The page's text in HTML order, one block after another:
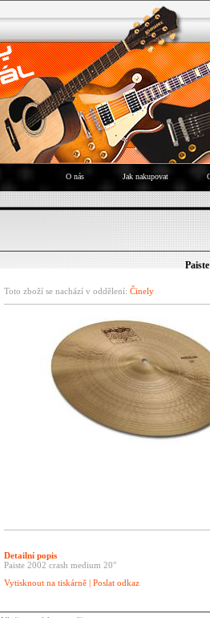
O nás Jak nakupovat
Toto zboží se nachází v oddělení: Činely
Detailní popis
Paiste 2002 crash medium 20"
Vytisknout na tiskárně | Poslat odkaz